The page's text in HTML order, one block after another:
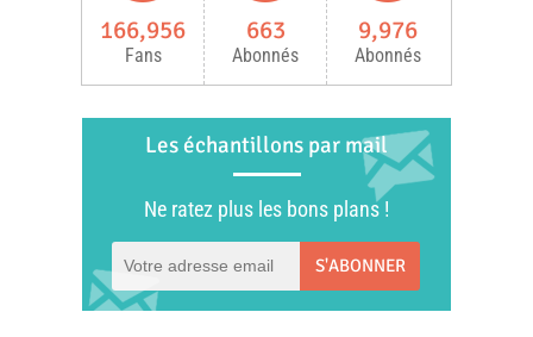
166,956
Fans
663
Abonnés
9,976
Abonnés
Les échantillons par mail
Ne ratez plus les bons plans !
S'ABONNER